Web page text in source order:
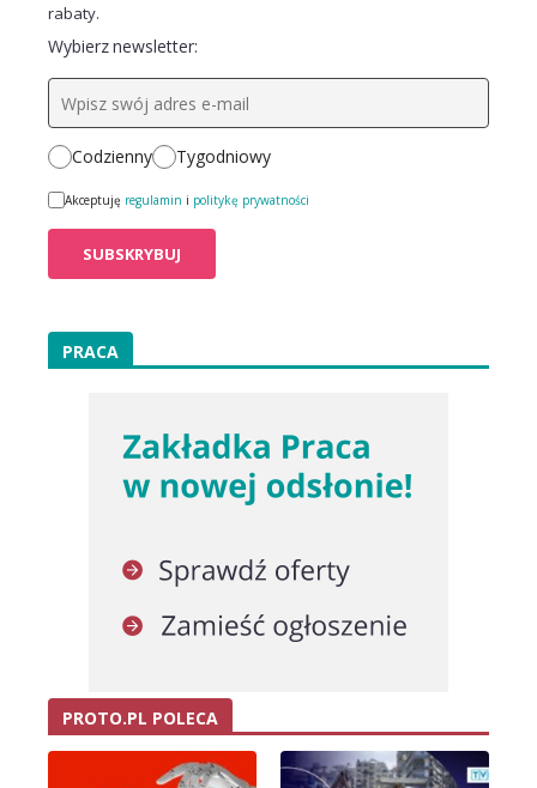
rabaty.
Wybierz newsletter:
Codzienny Tygodniowy
Akceptuję regulamin i politykę prywatności
PRACA
PROTO.PL POLECA